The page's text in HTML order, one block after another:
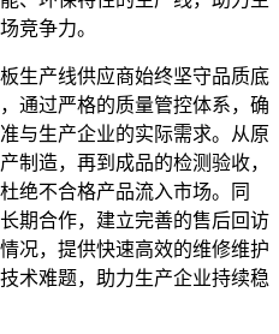
竞争力。
生产线供应商始终坚守品质底
通过严格的质量管控体系，确
与生产企业的实际需求。从原
制造，再到成品的检测验收，
绝不合格产品流入市场。同
期合作，建立完善的售后回访
况，提供快速高效的维修维护
术难题，助力生产企业持续稳